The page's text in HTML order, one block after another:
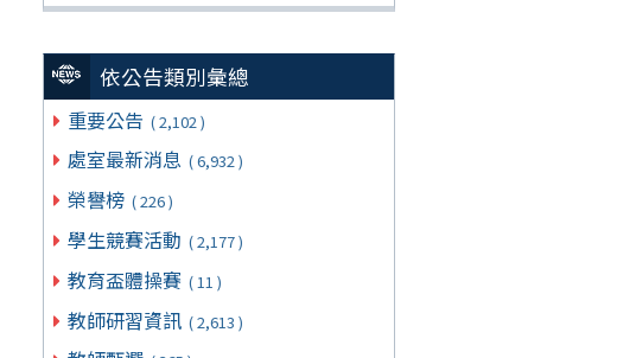
依公告類別彙總
重要公告 ( 2,102 )
處室最新消息 ( 6,932 )
榮譽榜 ( 226 )
學生競賽活動 ( 2,177 )
教育盃體操賽 ( 11 )
教師研習資訊 ( 2,613 )